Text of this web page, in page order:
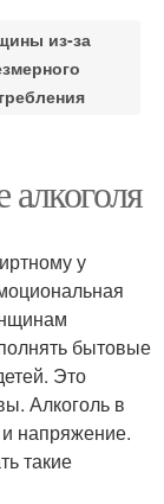
из-за
алкоголя
у
бытовые
Это
Алкоголь в
и напряжение.
такие